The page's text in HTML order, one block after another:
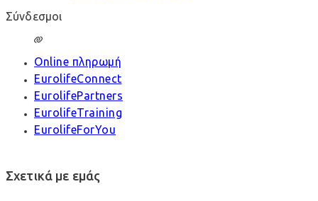
File size:
Σύνδεσμοι
Online πληρωμή
EurolifeConnect
EurolifePartners
EurolifeTraining
EurolifeForYou
Σχετικά με εμάς